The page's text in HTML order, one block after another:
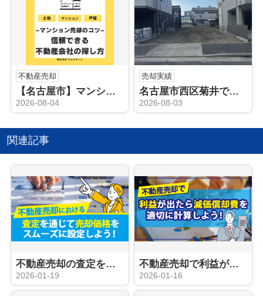
不動産売却
【名古屋市】マンション売却のコツ！信頼できる不動産会社の探し方を解説
2026-08-04
売却実績
名古屋市西区菊井で実家の処分・不動産売却｜お客様から嬉しい口コミをいただきました
2026-08-03
関連記事
不動産売却の査定を通じて売却価格知る方法とは？【名古屋空き家相続不動産売却センター】が解説
2026-01-19
不動産売却で利益が出たら減価償却費を適切に計算する方法を【名古屋空き家相続不動産売却センター】が解説
2026-01-16